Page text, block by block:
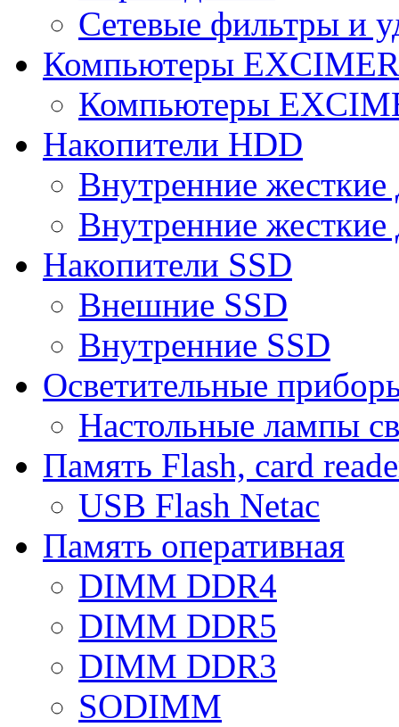
Сетевые фильтры и
Компьютеры
Компьютеры
Накопители HDD
Внутренние
Внутренние
Накопители SSD
Внешние SSD
Внутренние SSD
Осветительные
Настольные лампы
Память Flash, card
USB Flash Netac
Память оперативная
DIMM DDR4
DIMM DDR5
DIMM DDR3
SODIMM